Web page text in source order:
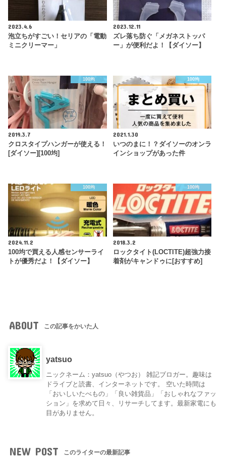
2023.4.6
泡立ちがすごい！セリアの「電動
ミニクリーマー」
2023.12.11
ズレ落ち防ぐ「メガネストッパ
ー」が便利だよ！【ダイソー】
100均
2019.3.7
クロスタイプハンガーが使える！
[ダイソー][100均]
100均
2021.1.30
いつのまに！？ダイソーのオンラ
インショップがあった件
100均
2024.11.2
100均で買える人感センサーライ
トが優秀だよ！【ダイソー】
100均
2018.3.2
ロックタイト(LOCTITE)超強力接
着剤がキャンドゥに[おすすめ]
ABOUT この記事をかいた人
yatsuo
ニックネーム：yatsuo（やつお） 雑記ブロガー。趣味は
ドライブと読書、インターネットです。 空いた時間は
「おいしいたべもの」「良い雑貨品」「おしゃれなファッ
ション」を求めて日々、リサーチしてます。最新家電にも
目がありません。
NEW POST このライターの最新記事